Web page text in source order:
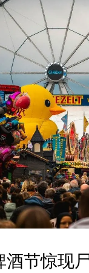
酒节惊现